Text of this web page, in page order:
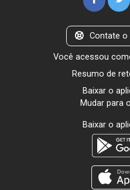
Contate
Você acessou
Resumo de
Baixar o
Mudar para
Baixar o